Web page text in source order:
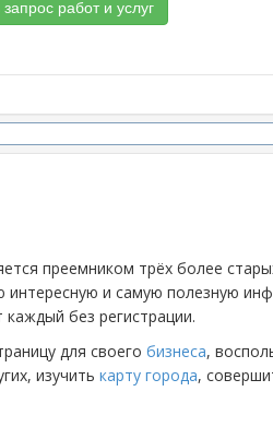
работ и услуг
преемником трёх более
интересную и самую полезную
без регистрации.
для своего бизнеса,
изучить карту города,